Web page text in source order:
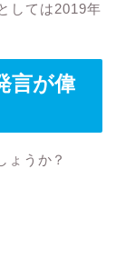
しては2019年
言が偉
ょうか？